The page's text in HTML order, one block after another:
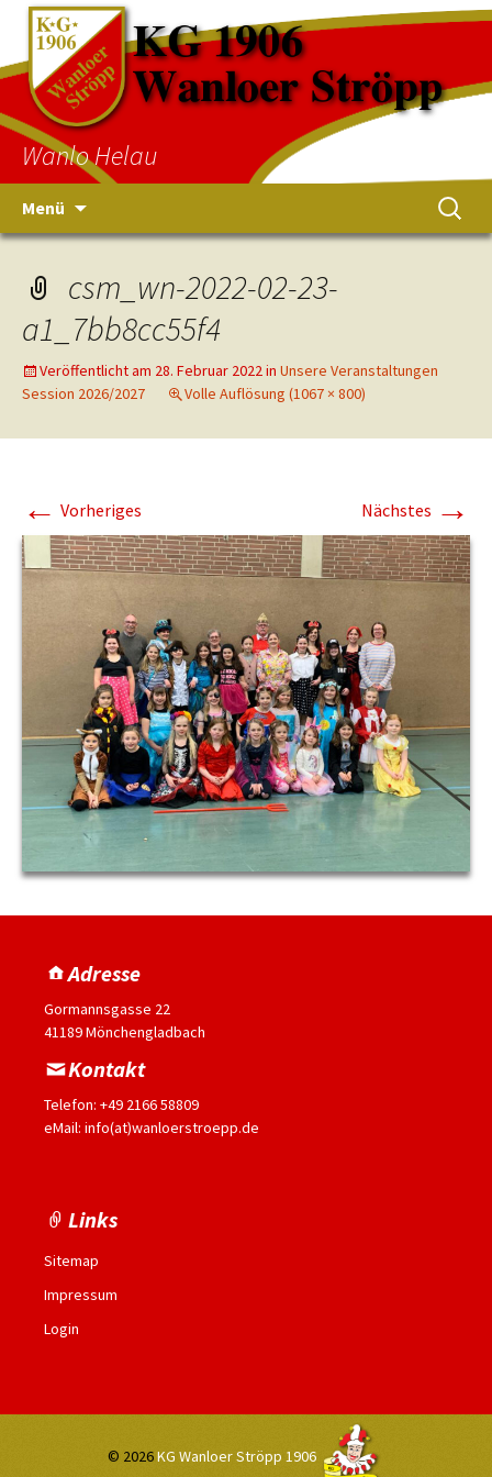
Wanlo Helau
Menü
csm_wn-2022-02-23-
a1_7bb8cc55f4
Veröffentlicht am 28. Februar 2022in Unsere Veranstaltungen
Session 2026/2027
Volle Auflösung (1067 × 800)
← Vorheriges Nächstes →
Adresse
Gormannsgasse 22
41189 Mönchengladbach
Kontakt
Telefon: +49 2166 58809
eMail: info(at)wanloerstroepp.de
Links
Sitemap
Impressum
Login
© 2026KG Wanloer Ströpp 1906